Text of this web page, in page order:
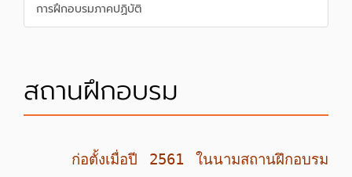
การฝึกอบรมภาคปฏิบัติ
สถานฝึกอบรม
ก่อตั้งเมื่อปี 2561 ในนามสถานฝึกอบรม